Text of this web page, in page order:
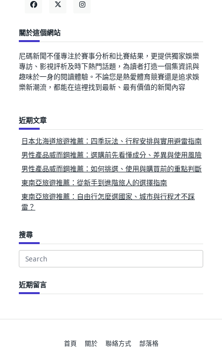
關於這個網站
尼碼新聞不僅專注於賽事分析和比賽結果，更提供獨家娛樂
專訪、影視評析及時下熱門話題，為讀者打造一個集資訊與
趣味於一身的閱讀體驗。不論您是熱愛體育競賽還是追求娛
樂新潮流，都能在這裡找到最新、最有價值的新聞內容
近期文章
日本北海道旅遊推薦：四季玩法、行程安排與實用避雷指南
男性產品威而鋼推薦：選購前先看懂成分、差異與使用風險
男性產品威而鋼推薦：如何挑選、使用與購買前的重點判斷
東南亞旅遊推薦：從新手到進階旅人的選擇指南
東南亞旅遊推薦：自由行怎麼選國家、城市與行程才不踩
雷？
搜尋
Search
近期留言
首頁 關於 聯絡方式 部落格